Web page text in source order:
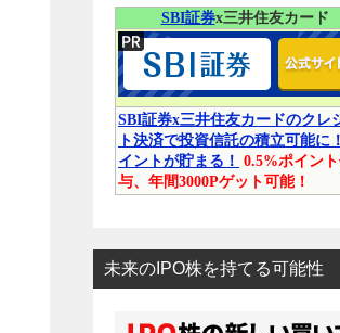
SBI証券x三井住友カード
SBI証券x三井住友カードのクレ
ト決済で投資信託の積立可能に
イントが貯まる！ 0.5%ポイン
与、年間3000Pゲット可能！
未来のIPO株を持てる可能性